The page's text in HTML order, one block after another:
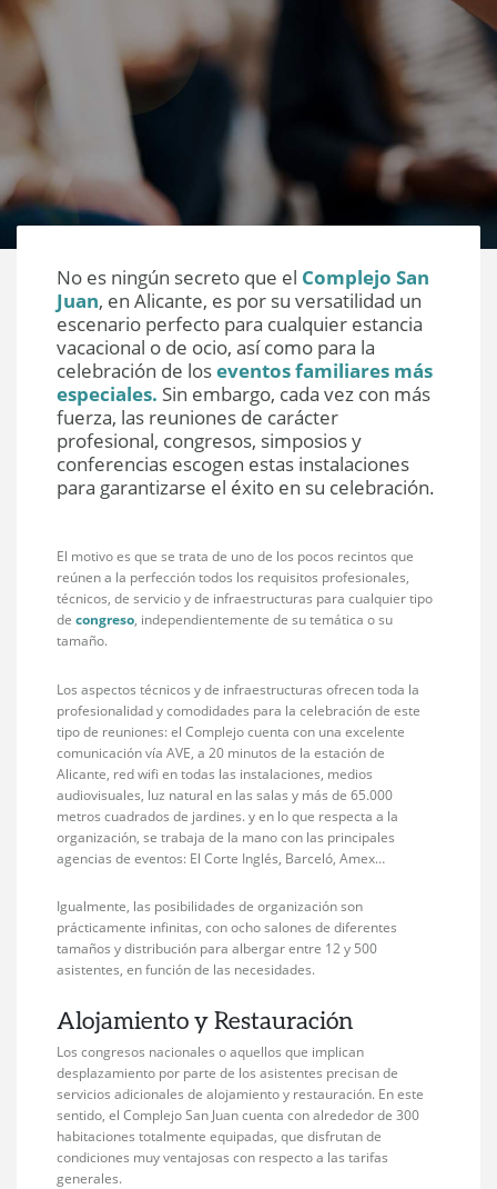
No es ningún secreto que el Complejo San
Juan, en Alicante, es por su versatilidad un
escenario perfecto para cualquier estancia
vacacional o de ocio, así como para la
celebración de loseventos familiares más
especiales. Sin embargo, cada vez con más
fuerza, las reuniones de carácter
profesional, congresos, simposios y
conferencias escogen estas instalaciones
para garantizarse el éxito en su celebración.
El motivo es que se trata de uno de los pocos recintos que
reúnen a la perfección todos los requisitos profesionales,
técnicos, de servicio y de infraestructuras para cualquier tipo
decongreso, independientemente de su temática o su
tamaño.
Los aspectos técnicos y de infraestructuras ofrecen toda la
profesionalidad y comodidades para la celebración de este
tipo de reuniones: el Complejo cuenta con una excelente
comunicación vía AVE, a 20 minutos de la estación de
Alicante, red wifi en todas las instalaciones, medios
audiovisuales, luz natural en las salas y más de 65.000
metros cuadrados de jardines. y en lo que respecta a la
organización, se trabaja de la mano con las principales
agencias de eventos: El Corte Inglés, Barceló, Amex…
Igualmente, las posibilidades de organización son
prácticamente infinitas, con ocho salones de diferentes
tamaños y distribución para albergar entre 12 y 500
asistentes, en función de las necesidades.
Alojamiento y Restauración
Los congresos nacionales o aquellos que implican
desplazamiento por parte de los asistentes precisan de
servicios adicionales de alojamiento y restauración. En este
sentido, el Complejo San Juan cuenta con alrededor de 300
habitaciones totalmente equipadas, que disfrutan de
condiciones muy ventajosas con respecto a las tarifas
generales.